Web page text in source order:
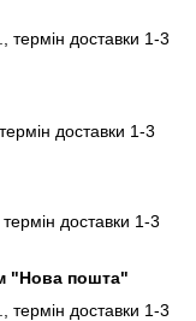
термін доставки 1-3
доставки 1-3
термін доставки 1-3
"Нова пошта"
термін доставки 1-3